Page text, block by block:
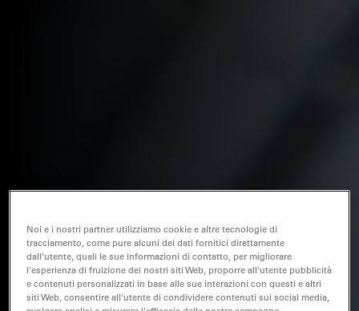
Noi e i nostri partner utilizziamo cookie e altre tecnologie di
tracciamento, come pure alcuni dei dati fornitici direttamente
dall'utente, quali le sue informazioni di contatto, per migliorare
l'esperienza di fruizione dei nostri siti Web, proporre all'utente pubblicità
e contenuti personalizzati in base alle sue interazioni con questi e altri
siti Web, consentire all'utente di condividere contenuti sui social media,